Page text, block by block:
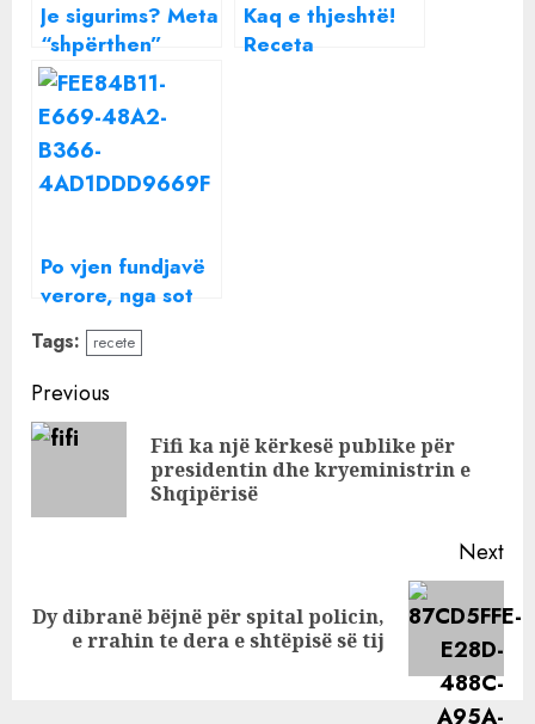
Je sigurims? Meta
“shpërthen”
kundër Nikollës:
Je pulë, dele! Pas
qëndron Rama-
Basha
Kaq e thjeshtë!
Receta
Po vjen fundjavë
verore, nga sot
rriten
temperaturat
Tags: recete
Continue
Reading
Previous
Fifi ka një kërkesë publike për
presidentin dhe kryeministrin e
Shqipërisë
Next
Next
post:
Dy dibranë bëjnë për spital policin,
e rrahin te dera e shtëpisë së tij